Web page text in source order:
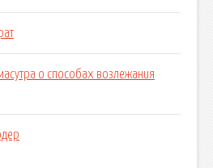
о способах возлежания